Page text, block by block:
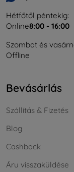
Hétfőtől péntekig:
Online8:00 - 16:00
Szombat és
Offline
Bevásárlás
Szállítás & Fizetés
Blog
Cashback
Áru visszaküldése